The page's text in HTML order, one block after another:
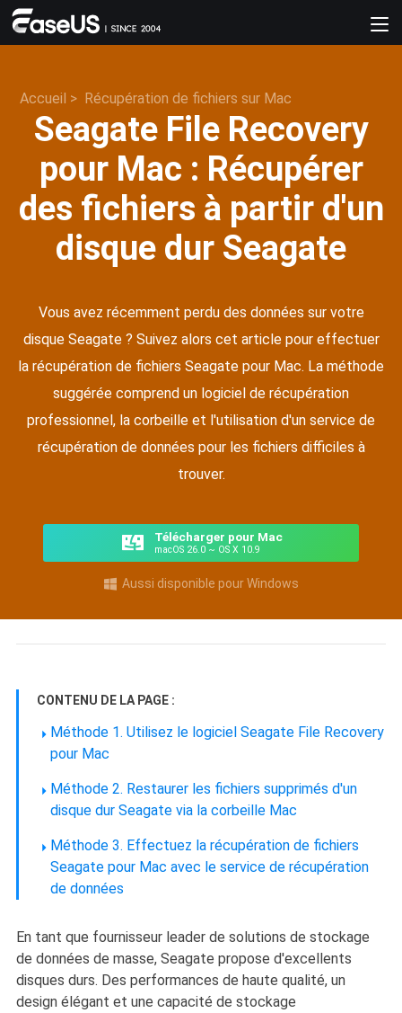
Accueil > Récupération de fichiers sur Mac
Seagate File Recovery
pour Mac : Récupérer
des fichiers à partir d'un
disque dur Seagate
Vous avez récemment perdu des données sur votre
disque Seagate ? Suivez alors cet article pour effectuer
la récupération de fichiers Seagate pour Mac. La méthode
suggérée comprend un logiciel de récupération
professionnel, la corbeille et l'utilisation d'un service de
récupération de données pour les fichiers difficiles à
trouver.
Télécharger pour Mac
macOS 26.0 ~ OS X 10.9
 Aussi disponible pour Windows
CONTENU DE LA PAGE :
Méthode 1. Utilisez le logiciel Seagate File Recovery
pour Mac
Méthode 2. Restaurer les fichiers supprimés d'un
disque dur Seagate via la corbeille Mac
Méthode 3. Effectuez la récupération de fichiers
Seagate pour Mac avec le service de récupération
de données
En tant que fournisseur leader de solutions de stockage
de données de masse, Seagate propose d'excellents
disques durs. Des performances de haute qualité, un
design élégant et une capacité de stockage